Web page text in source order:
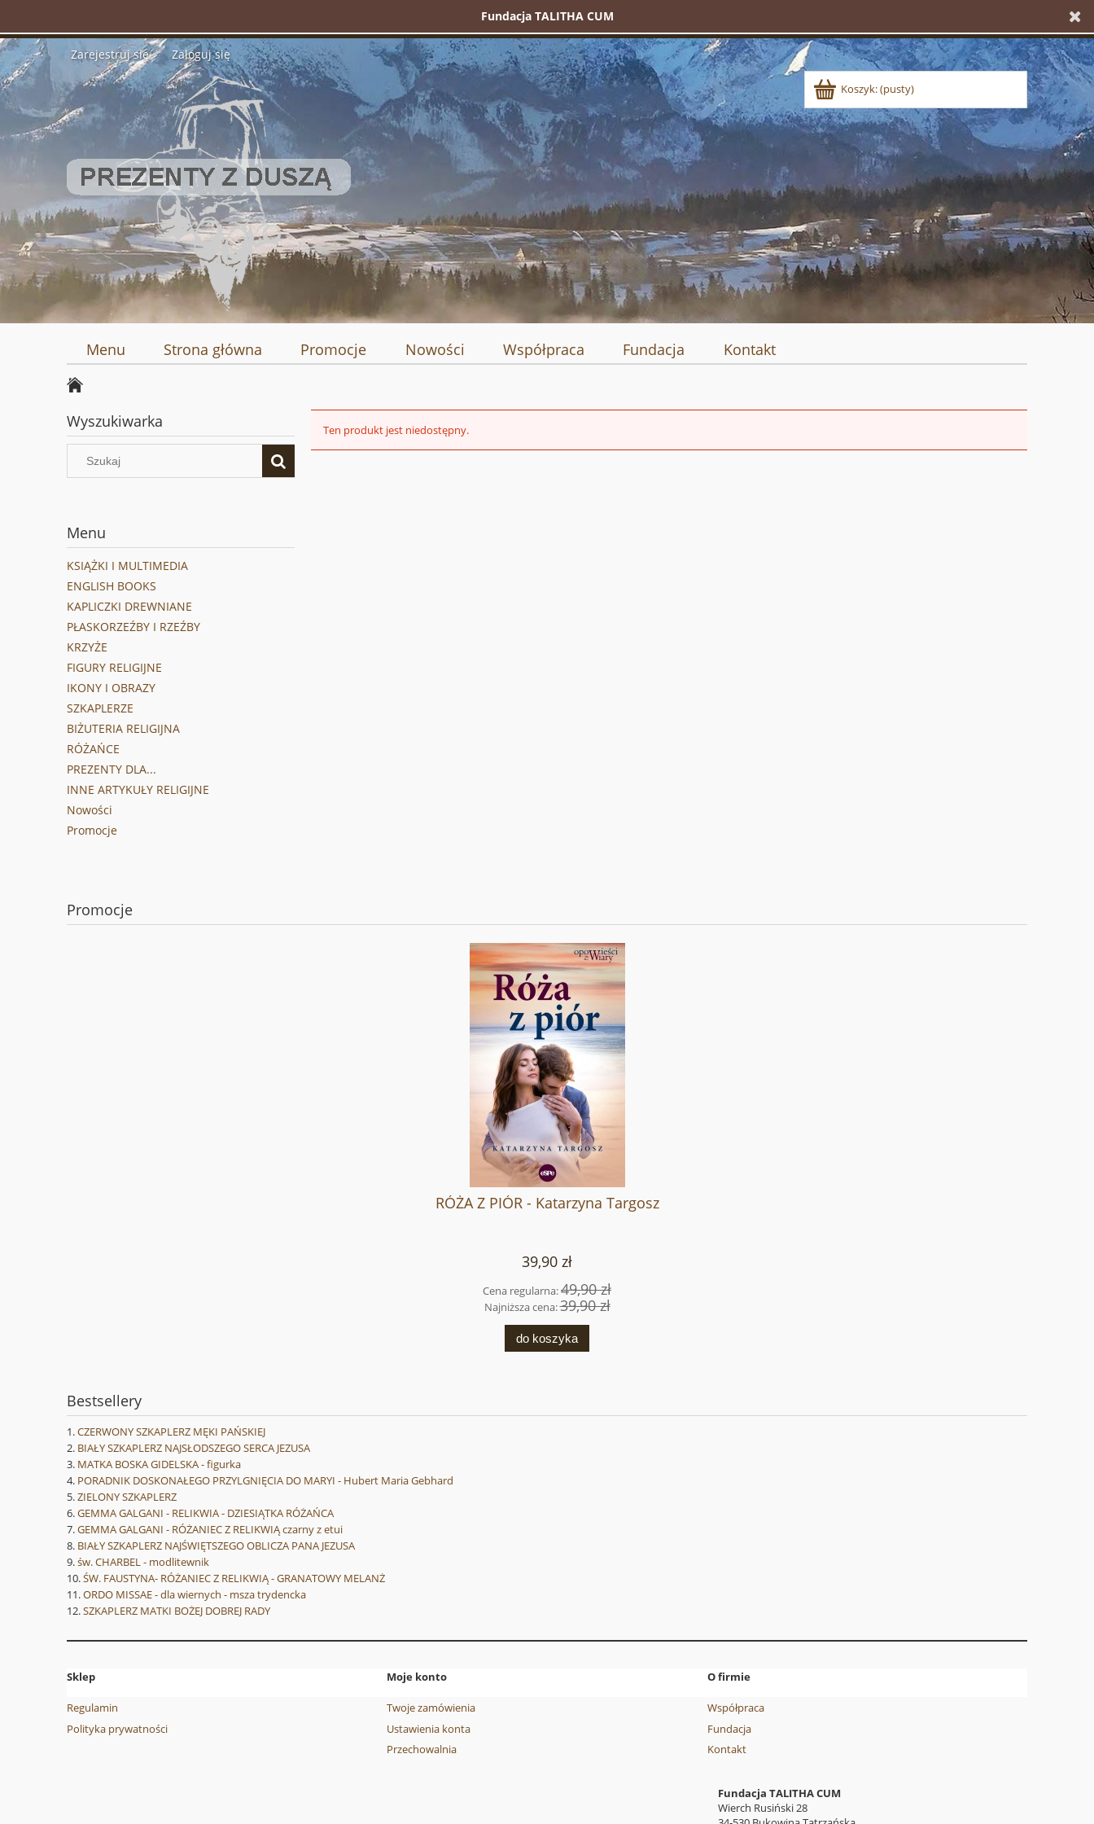
Fundacja TALITHA CUM
Zarejestruj się Zaloguj się
Koszyk:(pusty)
Menu Strona główna Promocje Nowości Współpraca Fundacja Kontakt
Wyszukiwarka
Menu
KSIĄŻKI I MULTIMEDIA
ENGLISH BOOKS
KAPLICZKI DREWNIANE
PŁASKORZEŹBY I RZEŹBY
KRZYŻE
FIGURY RELIGIJNE
IKONY I OBRAZY
SZKAPLERZE
BIŻUTERIA RELIGIJNA
RÓŻAŃCE
PREZENTY DLA...
INNE ARTYKUŁY RELIGIJNE
Nowości
Promocje
Ten produkt jest niedostępny.
Promocje
RÓŻA Z PIÓR - Katarzyna Targosz
39,90 zł
Cena regularna:49,90 zł
Najniższa cena:39,90 zł
do koszyka
Bestsellery
CZERWONY SZKAPLERZ MĘKI PAŃSKIEJ
BIAŁY SZKAPLERZ NAJSŁODSZEGO SERCA JEZUSA
MATKA BOSKA GIDELSKA - figurka
PORADNIK DOSKONAŁEGO PRZYLGNIĘCIA DO MARYI - Hubert Maria Gebhard
ZIELONY SZKAPLERZ
GEMMA GALGANI - RELIKWIA - DZIESIĄTKA RÓŻAŃCA
GEMMA GALGANI - RÓŻANIEC Z RELIKWIĄ czarny z etui
BIAŁY SZKAPLERZ NAJŚWIĘTSZEGO OBLICZA PANA JEZUSA
św. CHARBEL - modlitewnik
ŚW. FAUSTYNA- RÓŻANIEC Z RELIKWIĄ - GRANATOWY MELANŻ
ORDO MISSAE - dla wiernych - msza trydencka
SZKAPLERZ MATKI BOŻEJ DOBREJ RADY
Sklep
Regulamin
Polityka prywatności
Moje konto
Twoje zamówienia
Ustawienia konta
Przechowalnia
O firmie
Współpraca
Fundacja
Kontakt
Fundacja TALITHA CUM
Wierch Rusiński 28